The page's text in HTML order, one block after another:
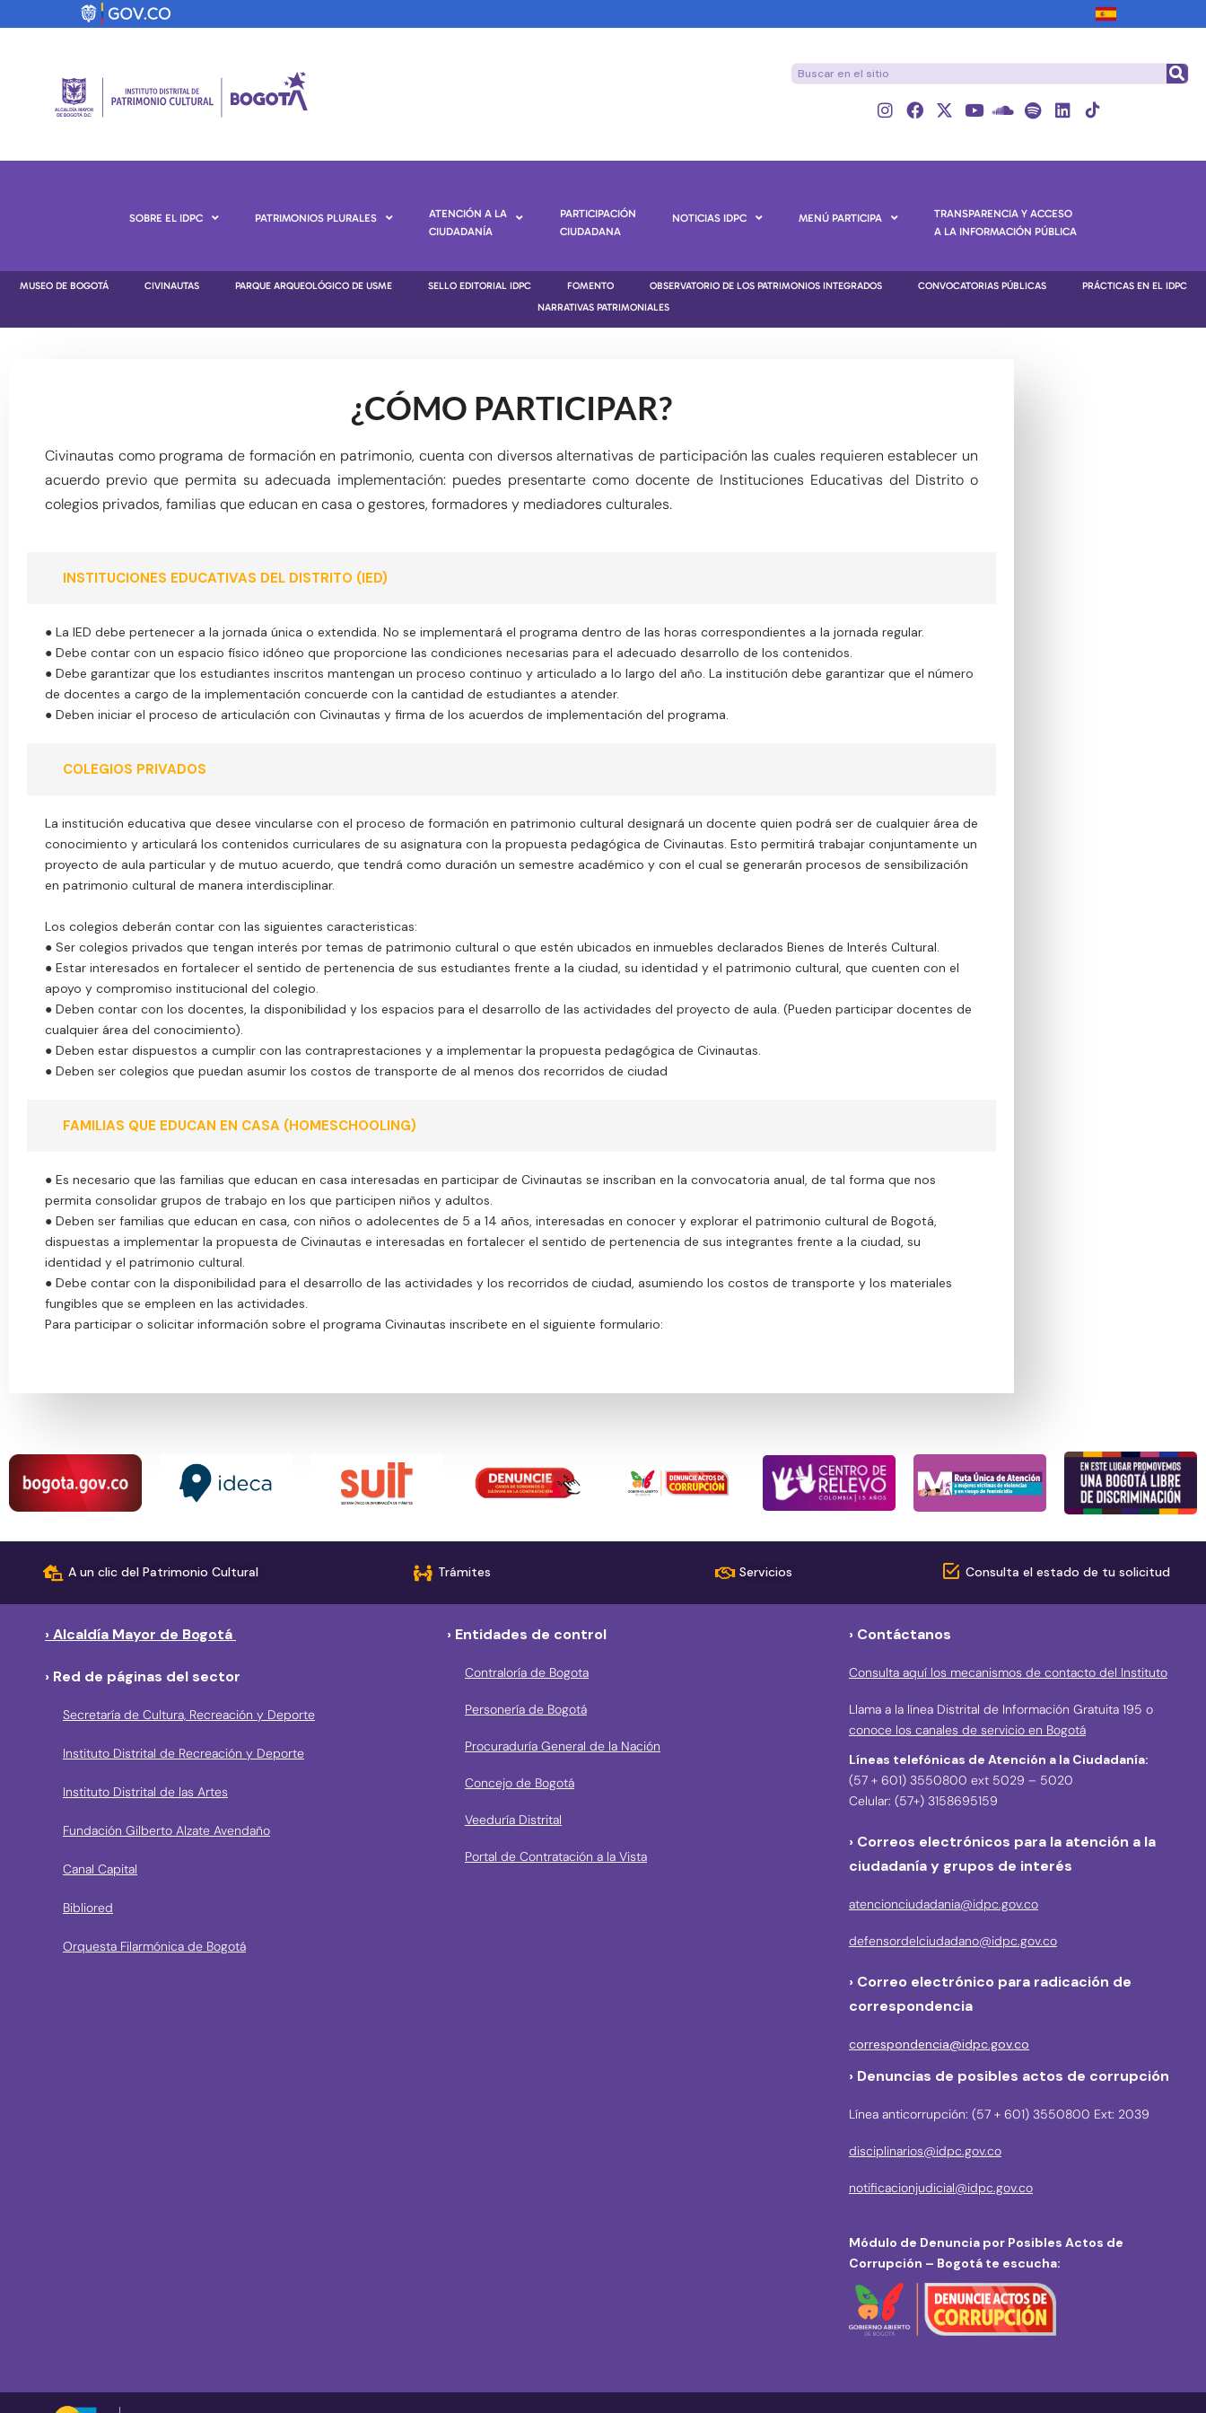
SOBRE EL IDPC PATRIMONIOS PLURALES
ATENCIÓN A LA
CIUDADANÍA
PARTICIPACIÓN
CIUDADANA
NOTICIAS IDPC MENÚ PARTICIPA
TRANSPARENCIA Y ACCESO
A LA INFORMACIÓN PÚBLICA
MUSEO DE BOGOTÁ CIVINAUTAS PARQUE ARQUEOLÓGICO DE USME SELLO EDITORIAL IDPC FOMENTO OBSERVATORIO DE LOS PATRIMONIOS INTEGRADOS CONVOCATORIAS PÚBLICAS
PRÁCTICAS EN EL IDPC
NARRATIVAS PATRIMONIALES
¿CÓMO PARTICIPAR?
Civinautas como programa de formación en patrimonio, cuenta con diversos alternativas de participación las cuales requieren establecer un
acuerdo previo que permita su adecuada implementación: puedes presentarte como docente de Instituciones Educativas del Distrito o
colegios privados, familias que educan en casa o gestores, formadores y mediadores culturales.
INSTITUCIONES EDUCATIVAS DEL DISTRITO (IED)
● La IED debe pertenecer a la jornada única o extendida. No se implementará el programa dentro de las horas correspondientes a la jornada regular.
● Debe contar con un espacio físico idóneo que proporcione las condiciones necesarias para el adecuado desarrollo de los contenidos.
● Debe garantizar que los estudiantes inscritos mantengan un proceso continuo y articulado a lo largo del año. La institución debe garantizar que el número
de docentes a cargo de la implementación concuerde con la cantidad de estudiantes a atender.
● Deben iniciar el proceso de articulación con Civinautas y firma de los acuerdos de implementación del programa.
COLEGIOS PRIVADOS
La institución educativa que desee vincularse con el proceso de formación en patrimonio cultural designará un docente quien podrá ser de cualquier área de
conocimiento y articulará los contenidos curriculares de su asignatura con la propuesta pedagógica de Civinautas. Esto permitirá trabajar conjuntamente un
proyecto de aula particular y de mutuo acuerdo, que tendrá como duración un semestre académico y con el cual se generarán procesos de sensibilización
en patrimonio cultural de manera interdisciplinar.
Los colegios deberán contar con las siguientes caracteristicas:
● Ser colegios privados que tengan interés por temas de patrimonio cultural o que estén ubicados en inmuebles declarados Bienes de Interés Cultural.
● Estar interesados en fortalecer el sentido de pertenencia de sus estudiantes frente a la ciudad, su identidad y el patrimonio cultural, que cuenten con el
apoyo y compromiso institucional del colegio.
● Deben contar con los docentes, la disponibilidad y los espacios para el desarrollo de las actividades del proyecto de aula. (Pueden participar docentes de
cualquier área del conocimiento).
● Deben estar dispuestos a cumplir con las contraprestaciones y a implementar la propuesta pedagógica de Civinautas.
● Deben ser colegios que puedan asumir los costos de transporte de al menos dos recorridos de ciudad
FAMILIAS QUE EDUCAN EN CASA (HOMESCHOOLING)
● Es necesario que las familias que educan en casa interesadas en participar de Civinautas se inscriban en la convocatoria anual, de tal forma que nos
permita consolidar grupos de trabajo en los que participen niños y adultos.
● Deben ser familias que educan en casa, con niños o adolecentes de 5 a 14 años, interesadas en conocer y explorar el patrimonio cultural de Bogotá,
dispuestas a implementar la propuesta de Civinautas e interesadas en fortalecer el sentido de pertenencia de sus integrantes frente a la ciudad, su
identidad y el patrimonio cultural.
● Debe contar con la disponibilidad para el desarrollo de las actividades y los recorridos de ciudad, asumiendo los costos de transporte y los materiales
fungibles que se empleen en las actividades.
Para participar o solicitar información sobre el programa Civinautas inscribete en el siguiente formulario:
A un clic del Patrimonio Cultural Trámites Servicios Consulta el estado de tu solicitud
› Alcaldía Mayor de Bogotá
› Red de páginas del sector
Secretaría de Cultura, Recreación y Deporte
Instituto Distrital de Recreación y Deporte
Instituto Distrital de las Artes
Fundación Gilberto Alzate Avendaño
Canal Capital
Bibliored
Orquesta Filarmónica de Bogotá
› Entidades de control
Contraloría de Bogota
Personería de Bogotá
Procuraduría General de la Nación
Concejo de Bogotá
Veeduría Distrital
Portal de Contratación a la Vista
› Contáctanos
Consulta aquí los mecanismos de contacto del Instituto
Llama a la línea Distrital de Información Gratuita 195 o
conoce los canales de servicio en Bogotá
Líneas telefónicas de Atención a la Ciudadanía:
(57 + 601) 3550800 ext 5029 – 5020
Celular: (57+) 3158695159
› Correos electrónicos para la atención a la
ciudadanía y grupos de interés
atencionciudadania@idpc.gov.co
defensordelciudadano@idpc.gov.co
› Correo electrónico para radicación de
correspondencia
correspondencia@idpc.gov.co
› Denuncias de posibles actos de corrupción
Línea anticorrupción: (57 + 601) 3550800 Ext: 2039
disciplinarios@idpc.gov.co
notificacionjudicial@idpc.gov.co
Módulo de Denuncia por Posibles Actos de
Corrupción – Bogotá te escucha: